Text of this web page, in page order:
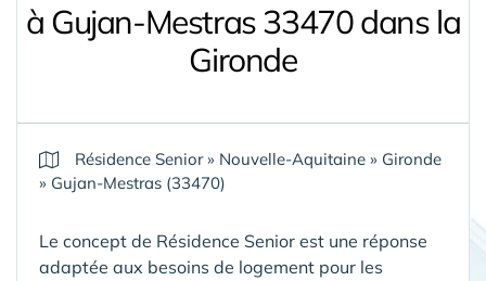
à Gujan-Mestras 33470 dans la
Gironde
Résidence Senior» Nouvelle-Aquitaine » Gironde
» Gujan-Mestras (33470)
Le concept de Résidence Senior est une réponse
adaptée aux besoins de logement pour les